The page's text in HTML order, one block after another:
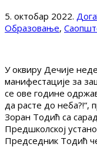
5. октобар 2022.
Образовање,
У оквиру Дечије
манифестације за
се ове године
да расте до неба?!“,
Зоран Тодић са
Предшколској
Председник Тодић